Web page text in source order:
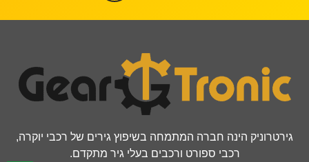
גירטרוניק הינה חברה המתמחה בשיפוץ גירים של רכבי יוקרה,
רכבי ספורט ורכבים בעלי גיר מתקדם.